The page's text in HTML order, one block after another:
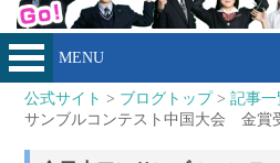
MENU
公式サイト > ブログトップ>記事一
サンブルコンテスト中国大会 金賞